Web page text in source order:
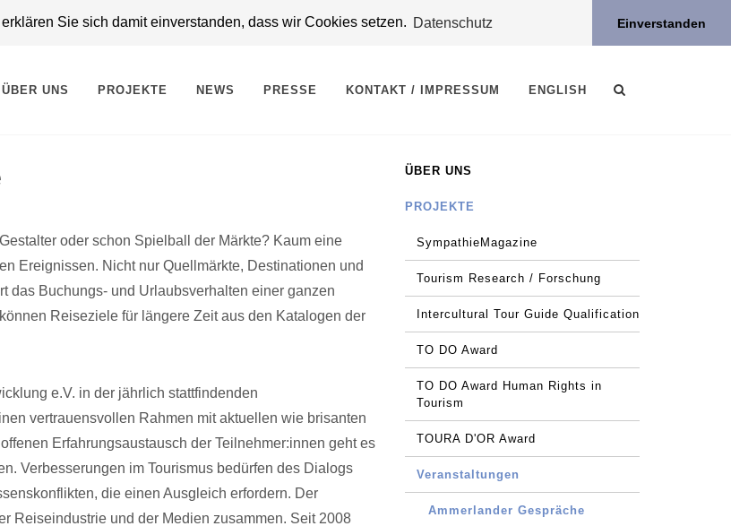
Sie sich damit einverstanden, dass wir Cookies setzen. Datenschutz Einverstanden
ÜBER UNS PROJEKTE NEWS PRESSE KONTAKT / IMPRESSUM ENGLISH
oder schon Spielball der Märkte? Kaum eine
Ereignissen. Nicht nur Quellmärkte, Destinationen und
das Buchungs- und Urlaubsverhalten einer ganzen
Reiseziele für längere Zeit aus den Katalogen der
e.V. in der jährlich stattfindenden
vertrauensvollen Rahmen mit aktuellen wie brisanten
Erfahrungsaustausch der Teilnehmer:innen geht es
Verbesserungen im Tourismus bedürfen des Dialogs
die einen Ausgleich erfordern. Der
Reiseindustrie und der Medien zusammen. Seit 2008
ÜBER UNS
PROJEKTE
SympathieMagazine
Tourism Research / Forschung
Intercultural Tour Guide Qualification
TO DO Award
TO DO Award Human Rights in
Tourism
TOURA D'OR Award
Veranstaltungen
Ammerlander Gespräche